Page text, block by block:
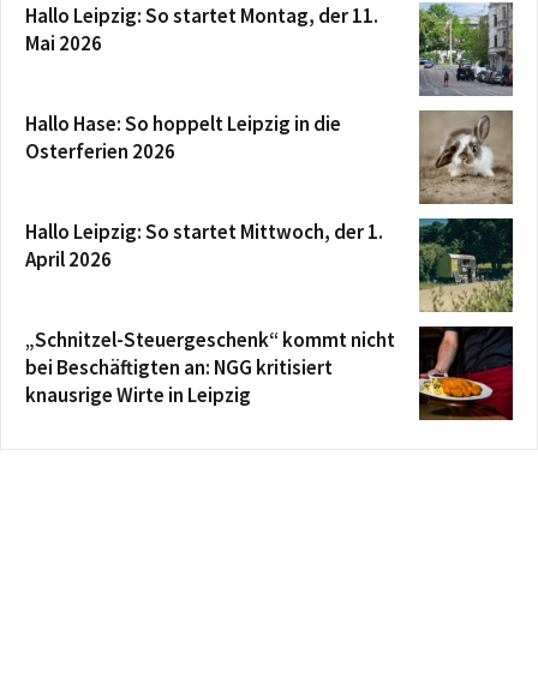
Hallo Leipzig: So startet Montag, der 11.
Mai 2026
Hallo Hase: So hoppelt Leipzig in die
Osterferien 2026
Hallo Leipzig: So startet Mittwoch, der 1.
April 2026
„Schnitzel-Steuergeschenk“ kommt nicht
bei Beschäftigten an: NGG kritisiert
knausrige Wirte in Leipzig